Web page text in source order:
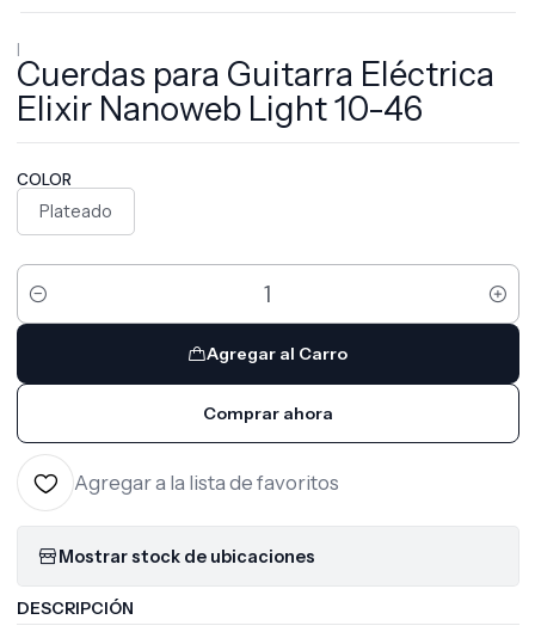
|
Cuerdas para Guitarra Eléctrica
Elixir Nanoweb Light 10-46
COLOR
Plateado
Cantidad
Agregar al Carro
Comprar ahora
Agregar a la lista de favoritos
Mostrar stock de ubicaciones
DESCRIPCIÓN